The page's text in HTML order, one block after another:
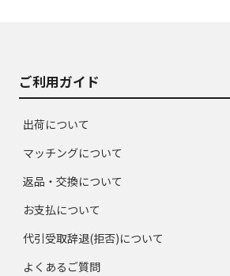
ご利用ガイド
出荷について
マッチングについて
返品・交換について
お支払について
代引受取辞退(拒否)について
よくあるご質問